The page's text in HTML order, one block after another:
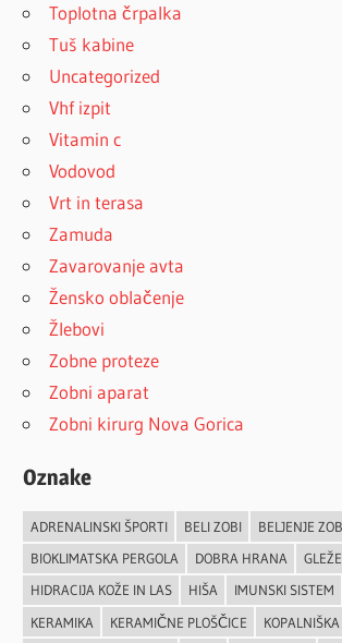
Toplotna črpalka
Tuš kabine
Uncategorized
Vhf izpit
Vitamin c
Vodovod
Vrt in terasa
Zamuda
Zavarovanje avta
Žensko oblačenje
Žlebovi
Zobne proteze
Zobni aparat
Zobni kirurg Nova Gorica
Oznake
ADRENALINSKI ŠPORTI BELI ZOBI
BELJENJE ZOB
BIOKLIMATSKA PERGOLA
DOBRA HRANA
HIDRACIJA KOŽE IN LAS
HIŠA IMUNSKI SISTEM
KERAMIKA
KERAMIČNE PLOŠČICE